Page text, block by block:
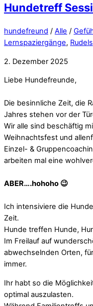
Hundetreff
hundefreund / Alle /
Lernspaziergänge,
2. Dezember 2025
Liebe Hundefreunde,
Die besinnliche Zeit, die
Jahres stehen vor der
Wir alle sind beschäftig
Weihnachtsfest und
Einzel- &
arbeiten mal eine
ABER….hohoho 😉
Ich intensiviere die
Zeit.
Hunde treffen Hunde,
Im Freilauf auf
abwechselnden Orten,
immer.
Ihr habt so die
optimal auszulasten.